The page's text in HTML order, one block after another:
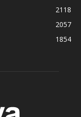
2118
2057
1854